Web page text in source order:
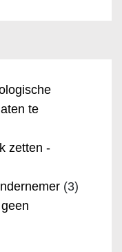
te
zetten -
(3)